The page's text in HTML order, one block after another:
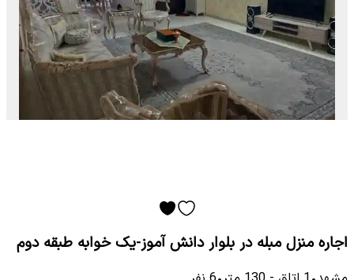
اجاره منزل مبله در بلوار دانش آموز-یک خوابه طبقه دوم